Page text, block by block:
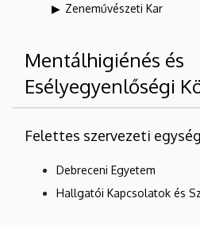
Zeneművészeti Kar
Mentálhigiénés és
Esélyegyenlőségi
Felettes szervezeti
Debreceni Egyetem
Hallgatói Kapcsolatok és